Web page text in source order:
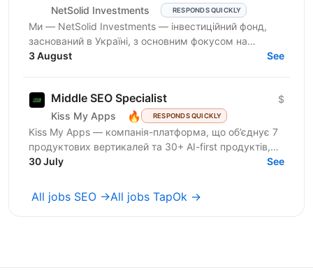
NetSolid Investments RESPONDS QUICKLY
Ми — NetSolid Investments — інвестиційний фонд,
заснований в Україні, з основним фокусом на
SMART-інвестиції. Наша екосистема — це простір,
3 August See
Middle SEO Specialist
Kiss My Apps 🔥 RESPONDS QUICKLY
$
Kiss My Apps — компанія-платформа, що об’єднує 7
продуктових вертикалей та 30+ AI-first продуктів,
100+ мільйонів користувачів, власну екосистему...
30 July See
All jobs SEO →All jobs TapOk →